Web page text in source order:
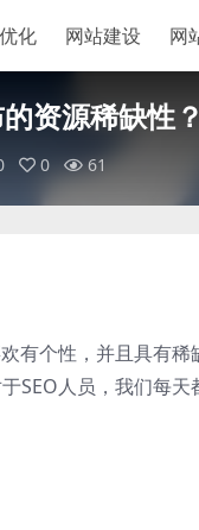
化 网站建设 网
资源稀缺性？
0 61
有个性，并且具有稀
SEO人员，我们每天